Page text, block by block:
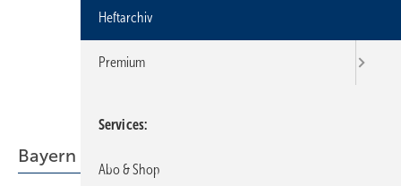
Bayern
Heftarchiv
Premium
Services
Abo & Shop